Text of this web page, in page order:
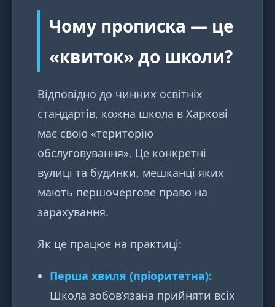
Чому прописка — це
«квиток» до школи?
Відповідно до чинних освітніх
стандартів, кожна школа в Харкові
має свою «територію
обслуговування». Це конкретні
вулиці та будинки, мешканці яких
мають першочергове право на
зарахування.
Як це працює на практиці:
Перша хвиля (пріоритетна):
Школа зобов’язана прийняти всіх